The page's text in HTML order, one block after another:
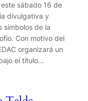
sábado 16 de
divulgativa y
símbolos de la
Con motivo del
organizará un
el título…